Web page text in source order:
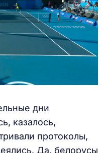
дни
казалось,
протоколы,
Да, белорусы